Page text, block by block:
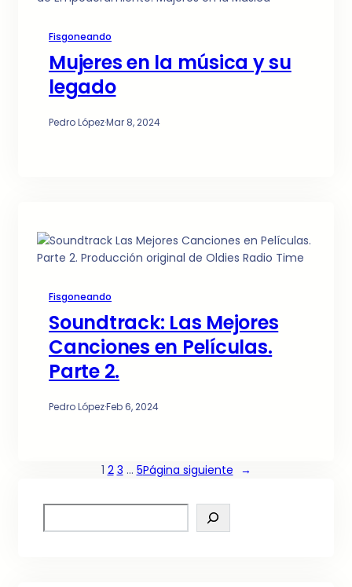
Fisgoneando
Mujeres en la música y su
legado
Pedro López·Mar 8, 2024
Fisgoneando
Soundtrack: Las Mejores
Canciones en Películas.
Parte 2.
Pedro López·Feb 6, 2024
1 2 3 … 5Página siguiente →
e